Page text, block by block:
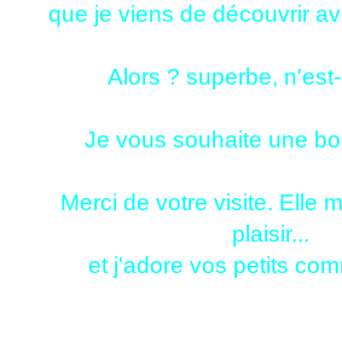
que je viens de découvrir
Alors ? superbe,
Je vous souhaite une
Merci de votre visite. Elle
plaisir...
et j'adore vos petits